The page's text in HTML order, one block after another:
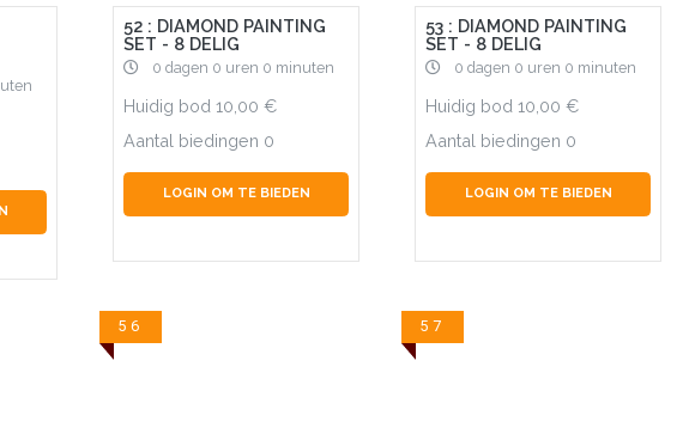
52 : DIAMOND PAINTING
SET - 8 DELIG
0 dagen 0 uren 0 minuten
Huidig bod 10,00
Aantal biedingen 0
LOGIN OM TE BIEDEN
53 : DIAMOND PAINTING
SET - 8 DELIG
0 dagen 0 uren 0 minuten
Huidig bod 10,00
Aantal biedingen 0
LOGIN OM TE BIEDEN
56 57